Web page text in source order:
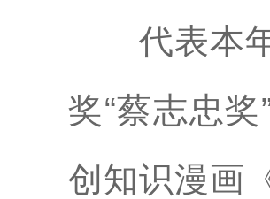
代表本年
奖“蔡志忠
创知识漫画